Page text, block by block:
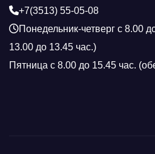
+7(3513) 55-05-08
Понедельник-четверг с 8.00
13.00 до 13.45 час.)
Пятница с 8.00 до 15.45 час.